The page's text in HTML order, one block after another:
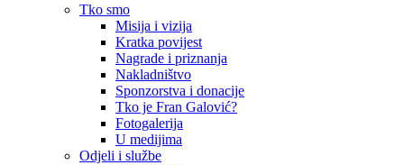
Tko smo
Misija i vizija
Kratka povijest
Nagrade i priznanja
Nakladništvo
Sponzorstva i donacije
Tko je Fran Galović?
Fotogalerija
U medijima
Odjeli i službe